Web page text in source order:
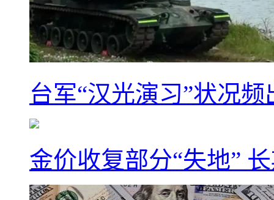
台军“汉光演习”状况
金价收复部分“失地”